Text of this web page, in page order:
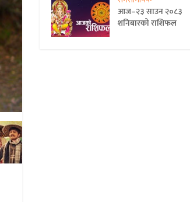
आज–२३ साउन २०८३
शनिबारको राशिफल